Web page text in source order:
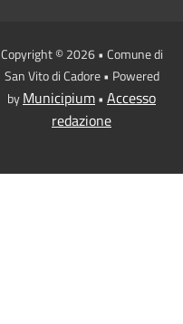
Copyright © 2026 • Comune di
San Vito di Cadore • Powered
byMunicipium• Accesso
redazione